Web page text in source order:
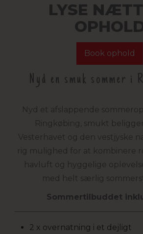
LYSE
Book ophold
Nyd en smuk sommer i
Nyd et afslappende
Ringkøbing, smukt
Vesterhavet og den vestjyske
rig mulighed for at kombinere
havluft og hyggelige
med helt særlig
Sommertilbuddet
2 x overnatning i et dejligt